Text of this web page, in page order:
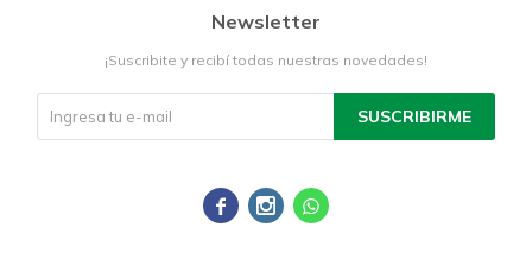
Newsletter
¡Suscribite y recibí todas nuestras novedades!
SUSCRIBIRME
  